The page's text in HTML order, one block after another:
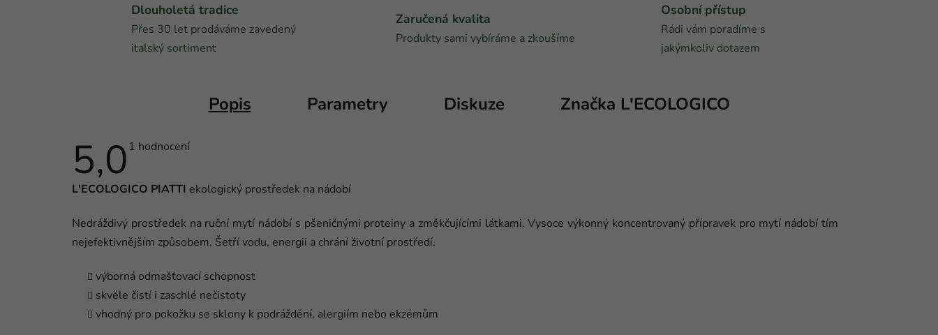
Dlouholetá tradice
Přes 30 let prodáváme zavedený
italský sortiment
Zaručená kvalita
Produkty sami vybíráme a zkoušíme
Osobní přístup
Rádi vám poradíme s
jakýmkoliv dotazem
Popis Parametry Diskuze Značka L'ECOLOGICO
5,0 Průměrné
5,0
hvězdiček.
1 hodnocení
L'ECOLOGICO PIATTI ekologický prostředek na nádobí
Nedráždivý prostředek na ruční mytí nádobí s pšeničnými proteiny a změkčujícími látkami. Vysoce výkonný koncentrovaný přípravek pro mytí nádobí tím
nejefektivnějším způsobem. Šetří vodu, energii a chrání životní prostředí.
výborná odmašťovací schopnost
skvěle čistí i zaschlé nečistoty
vhodný pro pokožku se sklony k podráždění, alergiím nebo ekzémům